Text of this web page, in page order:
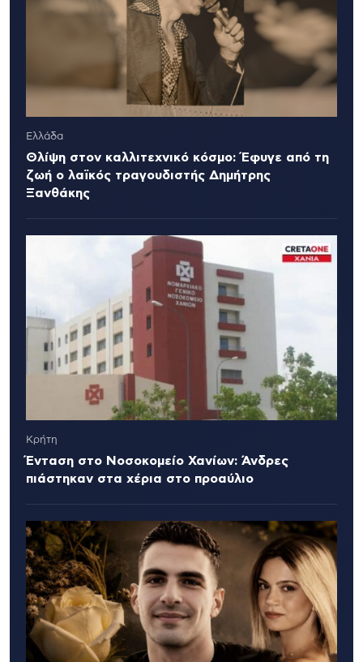
Ελλάδα
Θλίψη στον καλλιτεχνικό κόσμο: Έφυγε από τη
ζωή ο λαϊκός τραγουδιστής Δημήτρης
Ξανθάκης
Κρήτη
Ένταση στο Νοσοκομείο Χανίων: Άνδρες
πιάστηκαν στα χέρια στο προαύλιο